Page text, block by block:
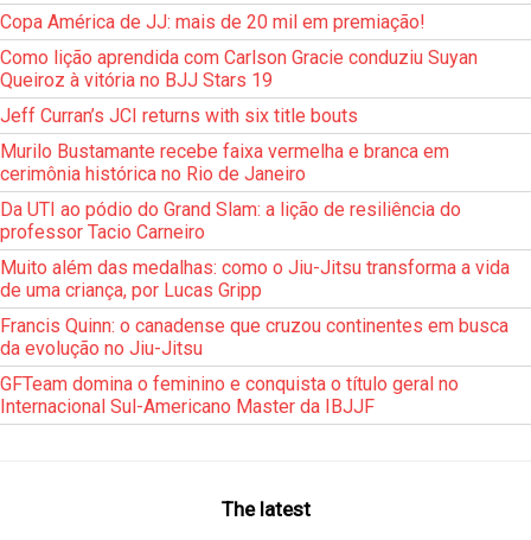
Copa América de JJ: mais de 20 mil em premiação!
Como lição aprendida com Carlson Gracie conduziu Suyan
Queiroz à vitória no BJJ Stars 19
Jeff Curran’s JCI returns with six title bouts
Murilo Bustamante recebe faixa vermelha e branca em
cerimônia histórica no Rio de Janeiro
Da UTI ao pódio do Grand Slam: a lição de resiliência do
professor Tacio Carneiro
Muito além das medalhas: como o Jiu-Jitsu transforma a vida
de uma criança, por Lucas Gripp
Francis Quinn: o canadense que cruzou continentes em busca
da evolução no Jiu-Jitsu
GFTeam domina o feminino e conquista o título geral no
Internacional Sul-Americano Master da IBJJF
The latest